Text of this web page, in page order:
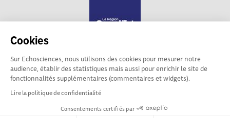
Cookies
Sur Echosciences, nous utilisons des cookies pour mesurer notre
audience, établir des statistiques mais aussi pour enrichir le site de
fonctionnalités supplémentaires (commentaires et widgets).
Lire la politique de confidentialité
Consentements certifiés par
Echosciences Grand Est est propulsé par
Communicasciences
Mentions légales|Politique de confidentialité